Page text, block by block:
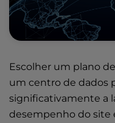
Escolher um plano
um centro de dados
significativamente a
desempenho do site